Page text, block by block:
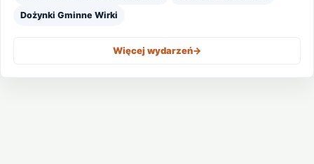
Dożynki Gminne Wirki
Więcej wydarzeń->